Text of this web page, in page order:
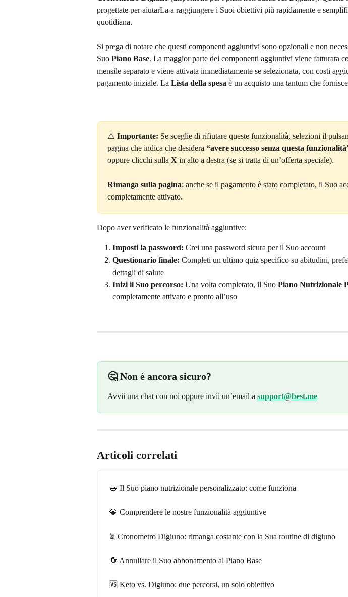
progettate per aiutarLa a raggiungere i Suoi obiettivi più rapidamente e
quotidiana.
Si prega di notare che questi componenti aggiuntivi sono opzionali e non
Suo Piano Base. La maggior parte dei componenti aggiuntivi viene fatturata
mensile separato e viene attivata immediatamente se selezionata, con costi
pagamento iniziale. La Lista della spesa è un acquisto una tantum che
⚠️ Importante: Se sceglie di rifiutare queste funzionalità, selezioni il
pagina che indica che desidera “avere successo senza questa
oppure clicchi sulla X in alto a destra (se si tratta di un’offerta speciale).
Rimanga sulla pagina: anche se il pagamento è stato completato, il Suo
completamente attivato.
Dopo aver verificato le funzionalità aggiuntive:
Imposti la password: Crei una password sicura per il Suo account
Questionario finale: Completi un ultimo quiz specifico su abitudini,
dettagli di salute
Inizi il Suo percorso: Una volta completato, il Suo Piano Nutrizionale
completamente attivato e pronto all’uso
🤔 Non è ancora sicuro?
Avvii una chat con noi oppure invii un’email a support@best.me
Articoli correlati
🥗 Il Suo piano nutrizionale personalizzato: come funziona
💎 Comprendere le nostre funzionalità aggiuntive
⏳ Cronometro Digiuno: rimanga costante con la Sua routine di digiuno
🔄 Annullare il Suo abbonamento al Piano Base
🆚 Keto vs. Digiuno: due percorsi, un solo obiettivo